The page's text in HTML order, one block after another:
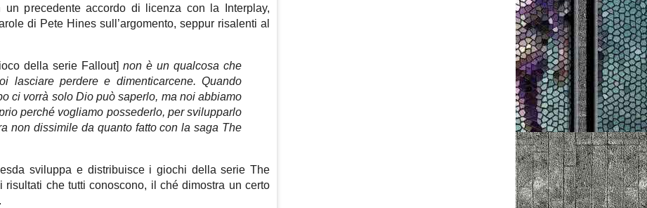
precedente accordo di licenza con la Interplay,
di Pete Hines sull’argomento, seppur risalenti al
della serie Fallout] non è un qualcosa che
lasciare perdere e dimenticarcene. Quando
ci vorrà solo Dio può saperlo, ma noi abbiamo
perché vogliamo possederlo, per svilupparlo
non dissimile da quanto fatto con la saga The
sviluppa e distribuisce i giochi della serie The
che tutti conoscono, il ché dimostra un certo